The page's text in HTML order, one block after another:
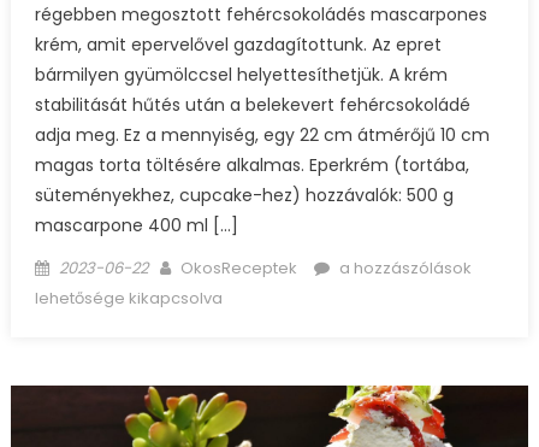
régebben megosztott fehércsokoládés mascarpones
krém, amit epervelővel gazdagítottunk. Az epret
bármilyen gyümölccsel helyettesíthetjük. A krém
stabilitását hűtés után a belekevert fehércsokoládé
adja meg. Ez a mennyiség, egy 22 cm átmérőjű 10 cm
magas torta töltésére alkalmas. Eperkrém (tortába,
süteményekhez, cupcake-hez) hozzávalók: 500 g
mascarpone 400 ml […]
Posted
on
2023-06-22 Author
OkosReceptek
Eperkrém
bejegyzéshez
a hozzászólások
lehetősége kikapcsolva